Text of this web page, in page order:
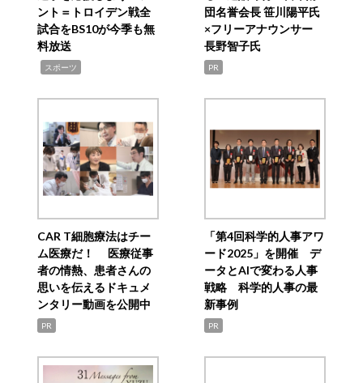
ント＝トロイデン戦全
試合をBS10が今季も無
料放送
スポーツ
団名誉会長 笹川陽平氏
×フリーアナウンサー
長野智子氏
PR
CAR T細胞療法はチー
ム医療だ！ 医療従事
者の情熱、患者さんの
思いを伝えるドキュメ
ンタリー動画を公開中
PR
「第4回科学的人事アワ
ード2025」を開催 デ
ータとAIで変わる人事
戦略 科学的人事の最
新事例
PR